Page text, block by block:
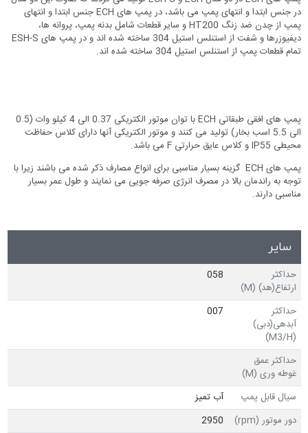
در جنس ابتدا و انتهای پمپ می باشد، در پمپ های ECH جنس ابتدا و انتهای
پمپ از چدن ضد زنگ HT200 و سایر قطعات شامل بدنه پمپ، پروانه ها،
دیفیوزرها و شفت از استنلس استیل 304 ساخته شده اند و در پمپ های ESH-S
تمام قطعات پمپ از استنلس استیل 304 ساخته شده اند.
پمپ های افقی طبقاتی ECH با توان موتور الکتریکی 0.37 الی 4 کیلو وات (0.5
الی 5.5 اسب بخار) تولید می کنند و موتور الکتریکی آنها دارای کلاس حفاظت
محیطی IP55 و کلاس عایق حرارتی F می باشد.
پمپ های ECH گزینه بسیار مناسبی برای انواع مصارف ذکر شده می باشند زیرا با
توجه به راندمان بالا در مصرف انرژی صرفه جویی می نمایند و طول عمر بسیار
مناسبی دارند.
سایر
حداکثر
ارتفاع(هد) (M)
058
حداکثر
آبدهی(دبی)
(M3/H)
007
حداکثر عمق
غوطه وری (M)
سیال قابل پمپ
آب تمیز
دور موتور (rpm)
2950